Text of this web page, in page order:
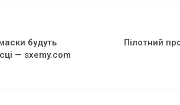
будуть
— sxemy.com
Пілотний